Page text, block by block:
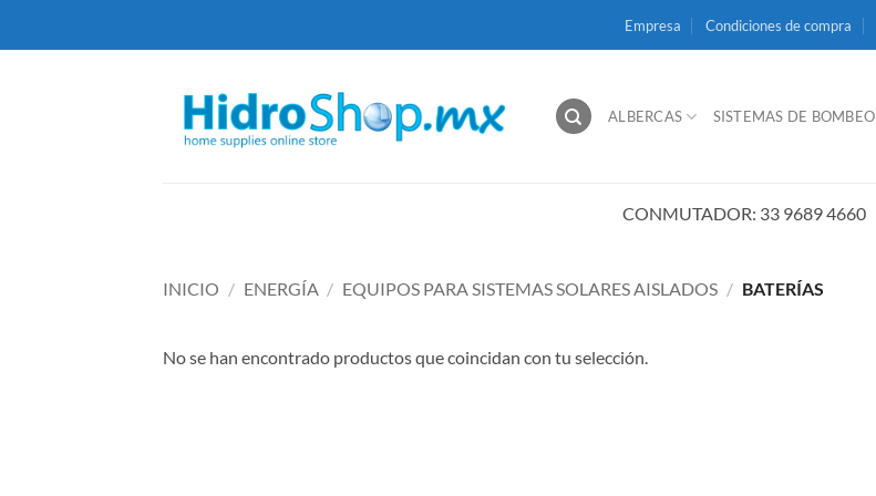
Empresa Condiciones de compra
ALBERCAS SISTEMAS DE BOMBEO
CONMUTADOR: 33 9689 4660
INICIO / ENERGÍA / EQUIPOS PARA SISTEMAS SOLARES AISLADOS / BATERÍAS
No se han encontrado productos que coincidan con tu selección.